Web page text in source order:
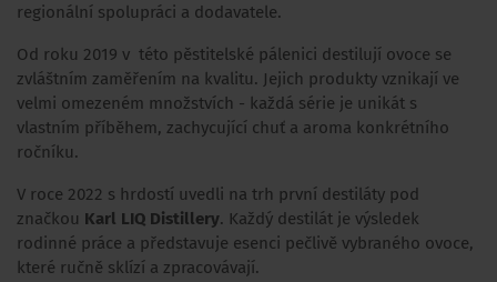
regionální spolupráci a dodavatele.
Od roku 2019 v této pěstitelské pálenici destilují ovoce se
zvláštním zaměřením na kvalitu. Jejich produkty vznikají ve
velmi omezeném množstvích - každá série je unikát s
vlastním příběhem, zachycující chuť a aroma konkrétního
ročníku.
V roce 2022 s hrdostí uvedli na trh první destiláty pod
značkou Karl LIQ Distillery. Každý destilát je výsledek
rodinné práce a představuje esenci pečlivě vybraného ovoce,
které ručně sklízí a zpracovávají.